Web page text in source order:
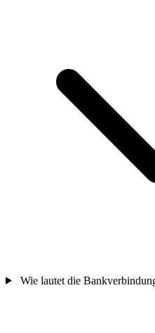
Wie lautet die